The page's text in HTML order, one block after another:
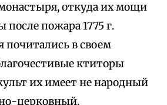
откуда их мощи
после пожара 1775 г.
почитались в своем
ктиторы
их имеет не народный
церковный.